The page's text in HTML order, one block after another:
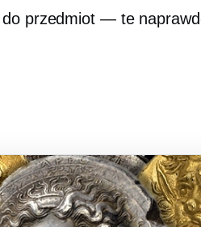
przedmiot — te